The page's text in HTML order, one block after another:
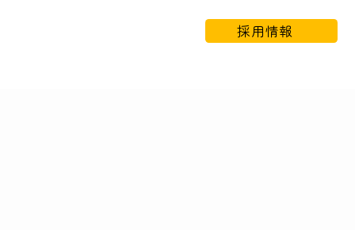
採用情報